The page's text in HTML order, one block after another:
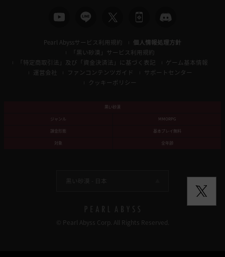
Pearl Abyssサービス利用規約
個人情報処理方針
「黒い砂漠」サービス利用規約
「特定商取引法」及び「資金決済法」に基づく表記
ゲーム基本情報
運営会社
ファンコンテンツガイド
サポートセンター
クッキーポリシー
黒い砂漠
ジャンル
MMORPG
課金形態
基本プレイ無料
対象
全年齢
黒い砂漠 - 日本
© Pearl Abyss Corp. All Rights Reserved.